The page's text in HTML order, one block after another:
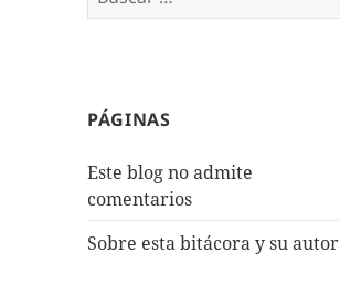
PÁGINAS
Este blog no admite
comentarios
Sobre esta bitácora y su autor